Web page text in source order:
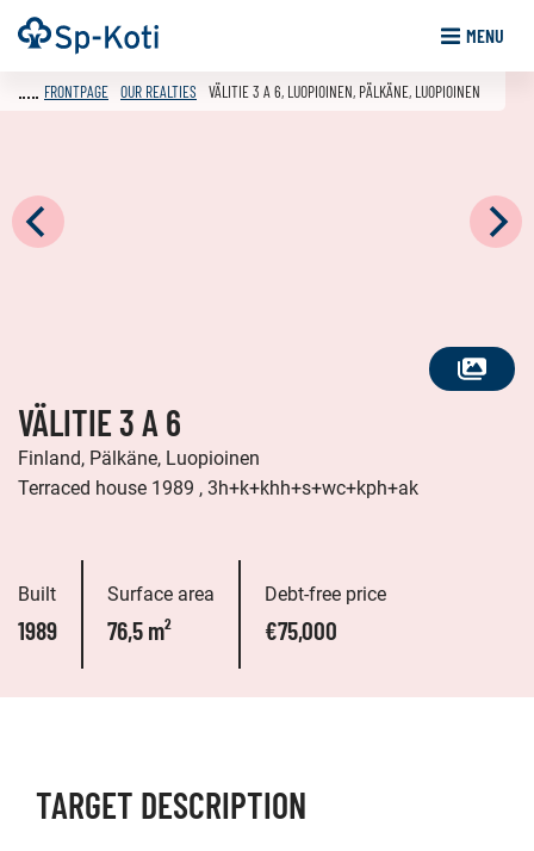
Go
to
Frontpage MENU
SEE
FRONTPAGE OUR REALTIES VÄLITIE 3 A 6, LUOPIOINEN, PÄLKÄNE, LUOPIOINEN
VÄLITIE 3 A 6
Finland, Pälkäne, Luopioinen
Terraced house 1989 , 3h+k+khh+s+wc+kph+ak
Built
1989
Surface area
76,5 m²
Debt-free price
€75,000
TARGET DESCRIPTION